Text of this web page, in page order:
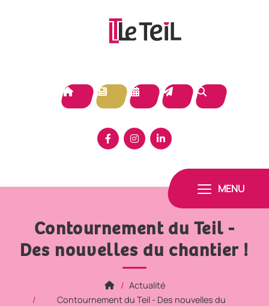
MENU
Contournement du Teil -
Des nouvelles du chantier !
Actualité
Contournement du Teil - Des nouvelles du